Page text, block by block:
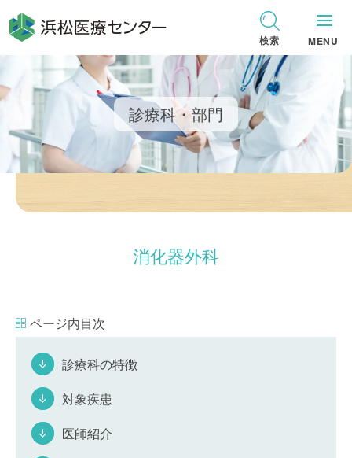
ロ
ー
ル
ゲ
文
へ
ー
カ
ナ
ー
ッ
タ
へ
検索 MENU
診療科・部門
消化器外科
ページ内目次
診療科の特徴
対象疾患
医師紹介